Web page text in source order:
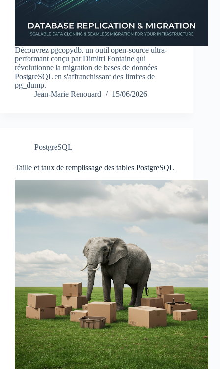
Découvrez pgcopydb, un outil open-source ultra-
performant conçu par Dimitri Fontaine qui
révolutionne la migration de bases de données
PostgreSQL en s'affranchissant des limites de
pg_dump.
Jean-Marie Renouard
15/06/2026
PostgreSQL
Taille et taux de remplissage des tables PostgreSQL